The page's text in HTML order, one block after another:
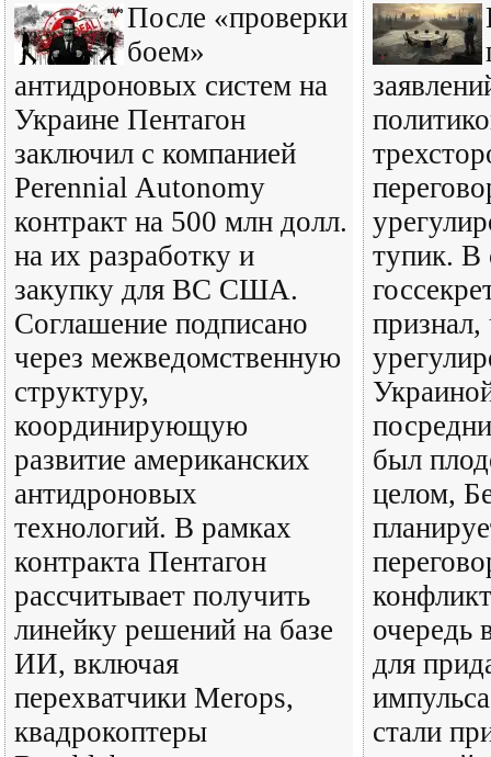
После «проверки
боем»
антидроновых систем на
Украине Пентагон
заключил с компанией
Perennial Autonomy
контракт на 500 млн долл.
на их разработку и
закупку для ВС США.
Соглашение подписано
через межведомственную
структуру,
координирующую
развитие американских
антидроновых
технологий. В рамках
контракта Пентагон
рассчитывает получить
линейку решений на базе
ИИ, включая
перехватчики Merops,
квадрокоптеры
тупик. В
признал,
был
целом,
очередь
для
стали